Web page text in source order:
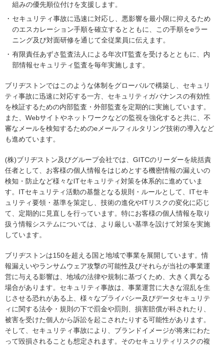
組みの優先順位付けを支援します。
セキュリティ事故に迅速に対応し、悪影響を最小限に抑えるため
のエスカレーション手順を確立するとともに、この手順をeラー
ニング及び対面研修を通じて全従業員に伝えます。
有限責任あずさ監査法人による年次IT監査を受けるとともに、内
部情報セキュリティ監査を毎年実施します。
ブリヂストンではこのような体制をグローバルで構築し、セキュリ
ティ事故に迅速に対応する一方、セキュリティガバナンスの有効性
を検証するための内部監査・外部監査を定期的に実施しています。
また、Webサイトやネットワークなどの監視を強化すると共に、不
審なメールを検知するためのeメールフィルタリング技術の導入など
も進めています。
(株)ブリヂストン及びグループ会社では、GITCのリーダーを統括責
任者として、お客様の個人情報をはじめとする機密情報の漏えいの
検知・防止など様々なITセキュリティ対策を体系的に進めていま
す。ITセキュリティ活動の基盤となる規則・ルールとして、ITセキ
ュリティ要領・基準を策定し、技術の進化やITリスクの変化に応じ
て、定期的に見直しを行っています。特にお客様の個人情報を取り
扱う情報システムについては、より厳しい基準を設けて対策を実施
しています。
ブリヂストンは150を超える国と地域で事業を展開しています。情
報漏えいやランサムウェア攻撃の可能性及びそれらが当社の事業運
営に与える影響は、地域の法律や規制に基づくため、大きく異なる
場合があります。セキュリティ事故は、事業運営に大きな混乱を生
じさせる恐れがある上、様々なプライバシー及びデータセキュリテ
ィに関する法令・規則の下で罰金や罰則、損害賠償が科されたり、
被害を受けた個人から訴訟を起こされたりする可能性があります。
そして、セキュリティ事故により、ブランドイメージが将来にわた
って毀損されることも想定されます。そのセキュリティリスクの複